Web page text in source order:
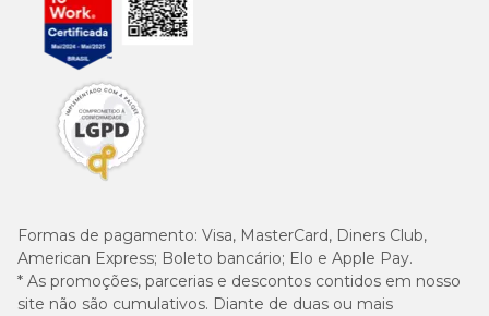
Formas de pagamento: Visa, MasterCard, Diners Club,
American Express; Boleto bancário; Elo e Apple Pay.
* As promoções, parcerias e descontos contidos em nosso
site não são cumulativos. Diante de duas ou mais